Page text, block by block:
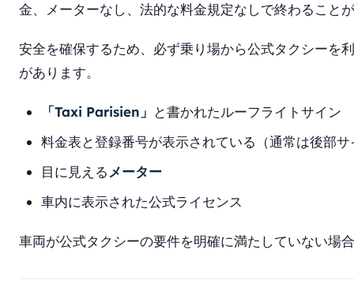
金、メーターなし、法的な料金規定なしで終わること
安全を確保するため、必ず乗り場から公式タクシーを
があります。
「Taxi Parisien」 と書かれたルーフライトサイン
料金表と登録番号が表示されている（通常は後部
目に見える メーター
車内に表示された公式ライセンス
車両が公式タクシーの要件を明確に満たしていない場